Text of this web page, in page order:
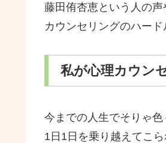
藤田侑杏恵という人の
カウンセリングのハー
私が心理カウン
今までの人生でそりゃ
1日1日を乗り越えてこら